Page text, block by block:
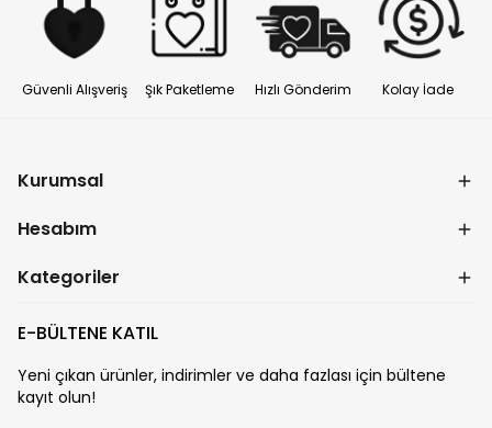
Güvenli Alışveriş Şık Paketleme Hızlı Gönderim Kolay İade
Kurumsal
Hesabım
Kategoriler
E-BÜLTENE KATIL
Yeni çıkan ürünler, indirimler ve daha fazlası için bültene
kayıt olun!